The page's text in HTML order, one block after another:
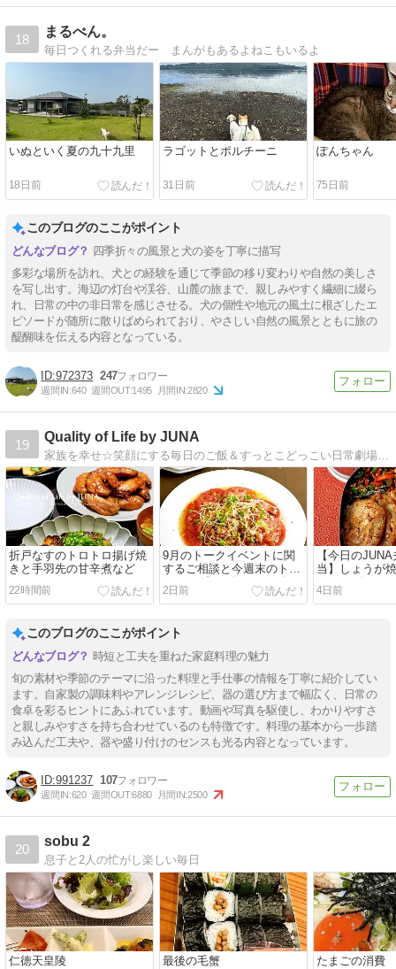
18
まるべん。
毎日つくれる弁当だー まんがもあるよねこもいるよ
いぬといく夏の九十九里
18日前
ラゴットとポルチーニ
31日前
ぽんちゃん
75日前
このブログのここがポイント
四季折々の風景と犬の姿を丁寧に描写
多彩な場所を訪れ、犬との経験を通じて季節の移り変わりや自然の美しさ
を写し出す。海辺の灯台や渓谷、山麓の旅まで、親しみやすく繊細に綴ら
れ、日常の中の非日常を感じさせる。犬の個性や地元の風土に根ざしたエ
ピソードが随所に散りばめられており、やさしい自然の風景とともに旅の
醍醐味を伝える内容となっている。
972373 247
週間IN:640 週間OUT:1495 月間IN:2820
19
Quality of Life by JUNA
折戸なすのトロトロ揚げ焼
きと手羽先の甘辛煮など
22時間前
9月のトークイベントに関
するご相談と今週末のトー
クライブのお知らせ／冷や
しトマトのオニオンベーコ
2日前
【今日の
当】しょうが
スノービュー
やっとお迎え
4日前
このブログのここがポイント
時短と工夫を重ねた家庭料理の魅力
旬の素材や季節のテーマに沿った料理と手仕事の情報を丁寧に紹介してい
ます。自家製の調味料やアレンジレシピ、器の選び方まで幅広く、日常の
食卓を彩るヒントにあふれています。動画や写真を駆使し、わかりやすさ
と親しみやすさを持ち合わせているのも特徴です。料理の基本から一歩踏
み込んだ工夫や、器や盛り付けのセンスも光る内容となっています。
991237 107
週間IN:620 週間OUT:6880 月間IN:2500
20
sobu 2
息子と2人の忙がし楽しい毎日
仁徳天皇陵 最後の毛蟹 たまごの消費